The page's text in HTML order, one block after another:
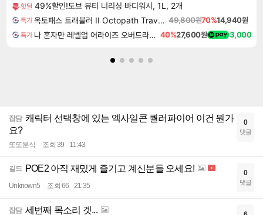
핫딜 49%할인!도브 뷰티 너리싱 바디워시, 1L, 2개
특가 옥토패스 트래블러 II Octopath Traveler II 49,800원70%14,940원
특가 나 혼자만 레벨업 어라이즈 오버드라이브 Solo Leveling Arise 40%27,600원 3,000
잡담 캐릭터 선택창에 있는 엑사일콘 퀄러파이어 이건 뭔가
요?
또또분식 조회 39 11:43
0
댓글
길드 POE2 아직 재밌게 즐기고 계신분들 오세요!
Unknown5 조회 66 21:35
0
댓글
잡담 세번째 목소리 겟...